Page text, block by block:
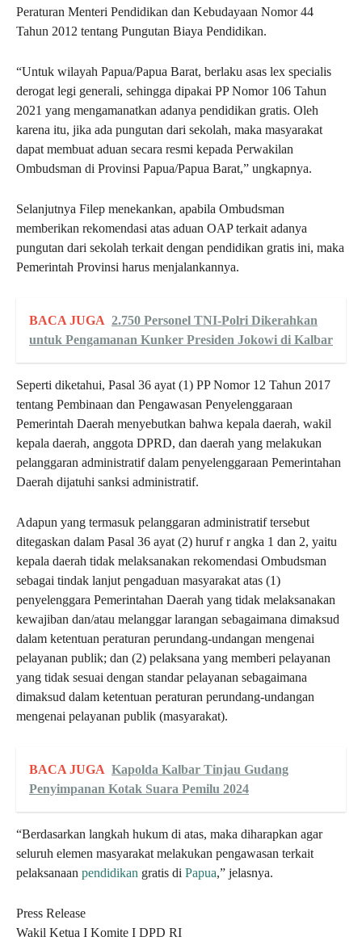
Peraturan Menteri Pendidikan dan Kebudayaan Nomor 44
Tahun 2012 tentang Pungutan Biaya Pendidikan.
“Untuk wilayah Papua/Papua Barat, berlaku asas lex specialis
derogat legi generali, sehingga dipakai PP Nomor 106 Tahun
2021 yang mengamanatkan adanya pendidikan gratis. Oleh
karena itu, jika ada pungutan dari sekolah, maka masyarakat
dapat membuat aduan secara resmi kepada Perwakilan
Ombudsman di Provinsi Papua/Papua Barat,” ungkapnya.
Selanjutnya Filep menekankan, apabila Ombudsman
memberikan rekomendasi atas aduan OAP terkait adanya
pungutan dari sekolah terkait dengan pendidikan gratis ini, maka
Pemerintah Provinsi harus menjalankannya.
BACA JUGA 2.750 Personel TNI-Polri Dikerahkan
untuk Pengamanan Kunker Presiden Jokowi di Kalbar
Seperti diketahui, Pasal 36 ayat (1) PP Nomor 12 Tahun 2017
tentang Pembinaan dan Pengawasan Penyelenggaraan
Pemerintah Daerah menyebutkan bahwa kepala daerah, wakil
kepala daerah, anggota DPRD, dan daerah yang melakukan
pelanggaran administratif dalam penyelenggaraan Pemerintahan
Daerah dijatuhi sanksi administratif.
Adapun yang termasuk pelanggaran administratif tersebut
ditegaskan dalam Pasal 36 ayat (2) huruf r angka 1 dan 2, yaitu
kepala daerah tidak melaksanakan rekomendasi Ombudsman
sebagai tindak lanjut pengaduan masyarakat atas (1)
penyelenggara Pemerintahan Daerah yang tidak melaksanakan
kewajiban dan/atau melanggar larangan sebagaimana dimaksud
dalam ketentuan peraturan perundang-undangan mengenai
pelayanan publik; dan (2) pelaksana yang memberi pelayanan
yang tidak sesuai dengan standar pelayanan sebagaimana
dimaksud dalam ketentuan peraturan perundang-undangan
mengenai pelayanan publik (masyarakat).
BACA JUGA Kapolda Kalbar Tinjau Gudang
Penyimpanan Kotak Suara Pemilu 2024
“Berdasarkan langkah hukum di atas, maka diharapkan agar
seluruh elemen masyarakat melakukan pengawasan terkait
pelaksanaan pendidikan gratis di Papua,” jelasnya.
Press Release
Wakil Ketua I Komite I DPD RI